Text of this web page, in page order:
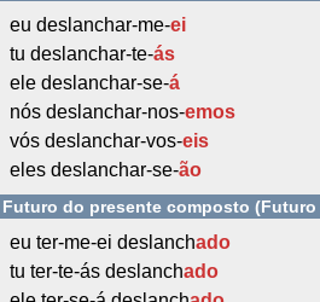
eu deslanchar-me-ei
tu deslanchar-te-ás
ele deslanchar-se-á
nós deslanchar-nos-emos
vós deslanchar-vos-eis
eles deslanchar-se-ão
Futuro do presente composto
eu ter-me-ei deslanchado
tu ter-te-ás deslanchado